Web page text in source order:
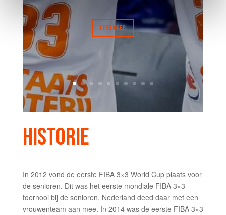
LEES MEER
HISTORIE
In 2012 vond de eerste FIBA 3×3 World Cup plaats voor
de senioren. Dit was het eerste mondiale FIBA 3×3
toernooi bij de senioren. Nederland deed daar met een
vrouwenteam aan mee. In 2014 was de eerste FIBA 3×3